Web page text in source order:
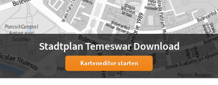
Stadtplan Temeswar Download
Karteneditor starten